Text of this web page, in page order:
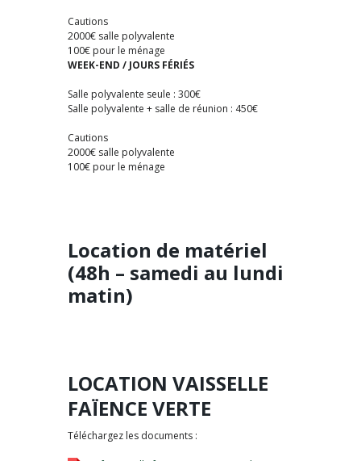
Cautions
2000€ salle polyvalente
100€ pour le ménage
WEEK-END / JOURS FÉRIÉS
Salle polyvalente seule : 300€
Salle polyvalente + salle de réunion : 450€
Cautions
2000€ salle polyvalente
100€ pour le ménage
Location de matériel
(48h – samedi au lundi
matin)
LOCATION VAISSELLE
FAÏENCE VERTE
Téléchargez les documents :